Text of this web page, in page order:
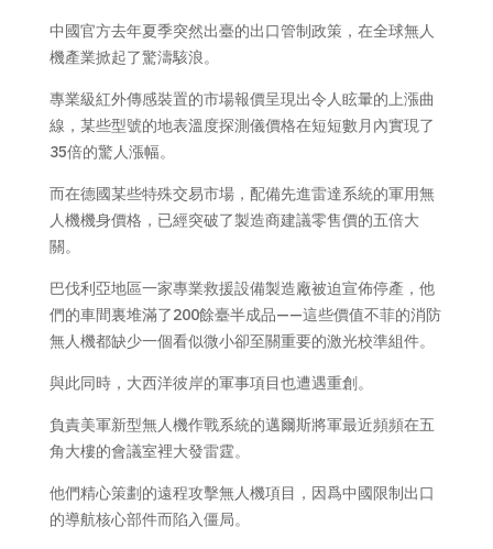
中國官方去年夏季突然出臺的出口管制政策，在全球無人
機產業掀起了驚濤駭浪。
專業級紅外傳感裝置的市場報價呈現出令人眩暈的上漲曲
線，某些型號的地表溫度探測儀價格在短短數月內實現了
35倍的驚人漲幅。
而在德國某些特殊交易市場，配備先進雷達系統的軍用無
人機機身價格，已經突破了製造商建議零售價的五倍大
關。
巴伐利亞地區一家專業救援設備製造廠被迫宣佈停產，他
們的車間裏堆滿了200餘臺半成品——這些價值不菲的消防
無人機都缺少一個看似微小卻至關重要的激光校準組件。
與此同時，大西洋彼岸的軍事項目也遭遇重創。
負責美軍新型無人機作戰系統的邁爾斯將軍最近頻頻在五
角大樓的會議室裡大發雷霆。
他們精心策劃的遠程攻擊無人機項目，因爲中國限制出口
的導航核心部件而陷入僵局。